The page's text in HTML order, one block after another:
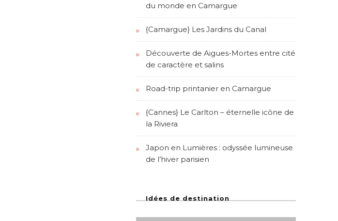
du monde en Camargue
{Camargue} Les Jardins du Canal
Découverte de Aigues-Mortes entre cité
de caractère et salins
Road-trip printanier en Camargue
{Cannes} Le Carlton – éternelle icône de
la Riviera
Japon en Lumières : odyssée lumineuse
de l’hiver parisien
Idées de destination